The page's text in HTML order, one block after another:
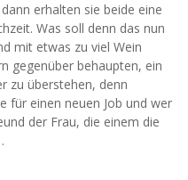
erhalten sie beide eine
Was soll denn das nun
mit etwas zu viel Wein
gegenüber behaupten, ein
zu überstehen, denn
für einen neuen Job und wer
der Frau, die einem die